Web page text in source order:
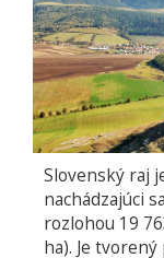
Slovenský raj
nachádzajúci
rozlohou 19
ha). Je